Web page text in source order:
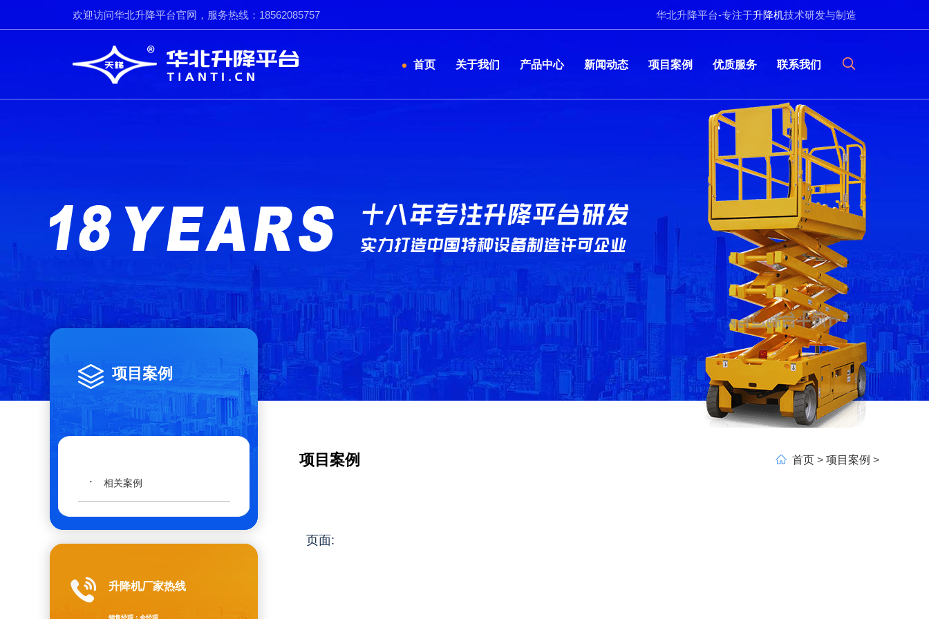
欢迎访问华北升降平台官网，服务热线：18562085757 华北升降平台-专注于升降机技术研发与制造
首页 关于我们 产品中心 新闻动态 项目案例 优质服务 联系我们
项目案例
· 相关案例
升降机厂家热线
销售经理：余经理
项目案例 首页 > 项目案例 >
页面: